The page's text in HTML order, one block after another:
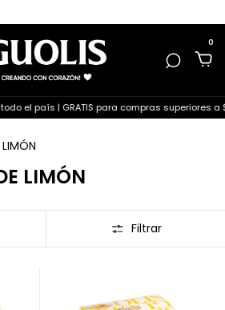
0
el país | GRATIS para compras superiores a
LIMÓN
Filtrar